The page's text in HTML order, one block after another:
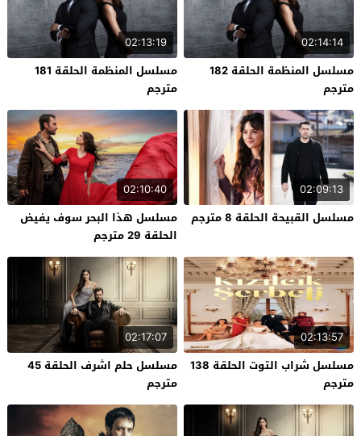
02:14:14
مسلسل المنظمة الحلقة 182
مترجم
02:13:19
مسلسل المنظمة الحلقة 181
مترجم
02:09:13
مسلسل القبيحة الحلقة 8 مترجم
02:10:40
مسلسل هذا البحر سوف يفيض
الحلقة 29 مترجم
02:13:57
مسلسل شراب التوت الحلقة 138
مترجم
02:17:07
مسلسل حلم اشرف الحلقة 45
مترجم